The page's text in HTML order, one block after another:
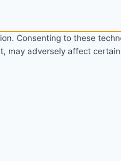
Consenting to these
may adversely affect